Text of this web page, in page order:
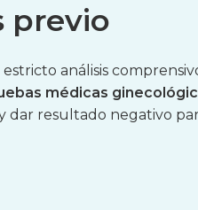
previo
análisis
médicas
dar resultado negativo